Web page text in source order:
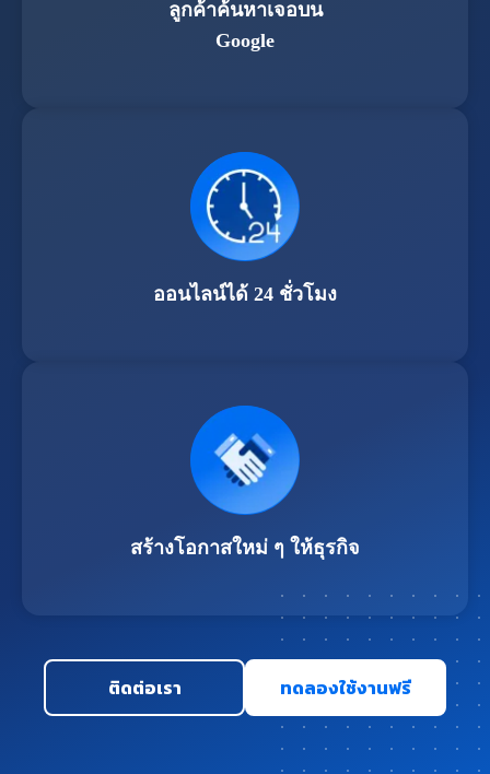
ลูกค้าค้นหาเจอบน
Google
ออนไลน์ได้ 24 ชั่วโมง
สร้างโอกาสใหม่ ๆ ให้ธุรกิจ
ติดต่อเรา ทดลองใช้งานฟรี